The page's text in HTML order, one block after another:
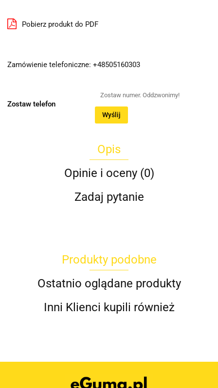
Pobierz produkt do PDF
Zamówienie telefoniczne: +48505160303
Zostaw telefon
Wyślij
Opis
Opinie i oceny (0)
Zadaj pytanie
Produkty podobne
Ostatnio oglądane produkty
Inni Klienci kupili również